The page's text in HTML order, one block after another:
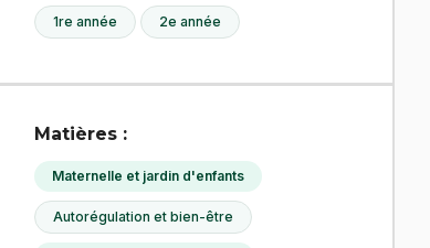
1re année 2e année
Matières :
Maternelle et jardin d'enfants
Autorégulation et bien-être